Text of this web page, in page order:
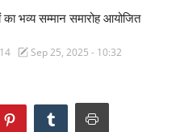
का भव्य सम्मान समारोह आयोजित
Sep 25, 2025 - 10:32